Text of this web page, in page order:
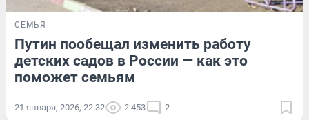
СЕМЬЯ
Путин пообещал изменить работу
детских садов в России — как это
поможет семьям
21 января, 2026, 22:32 2 453 2